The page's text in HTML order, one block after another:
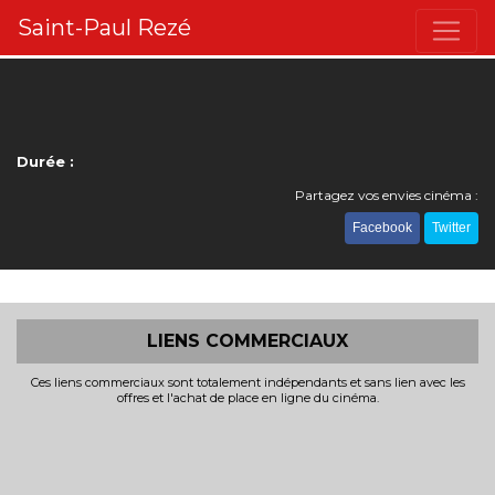
Saint-Paul Rezé
Durée :
Partagez vos envies cinéma :
Facebook Twitter
LIENS COMMERCIAUX
Ces liens commerciaux sont totalement indépendants et sans lien avec les
offres et l'achat de place en ligne du cinéma.